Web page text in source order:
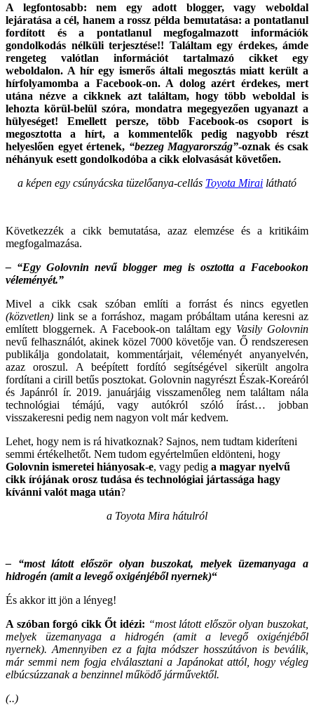
A legfontosabb: nem egy adott blogger, vagy weboldal
lejáratása a cél, hanem a rossz példa bemutatása: a pontatlanul
fordított és a pontatlanul megfogalmazott információk
gondolkodás nélküli terjesztése!! Találtamegy érdekes, ámde
rengeteg valótlan információt tartalmazó cikket egy
weboldalon. A hír egy ismerős általi megosztás miatt került a
hírfolyamomba a Facebook-on. A dolog azért érdekes, mert
utána nézve a cikknek azt találtam, hogy több weboldal is
lehozta körül-belül szóra, mondatra megegyezően ugyanazt a
hülyeséget! Emellett persze, több Facebook-os csoport is
megosztotta a hírt, a kommentelők pedig nagyobb részt
helyeslően egyet értenek, “bezzeg Magyarország”-oznak és csak
néhányuk esett gondolkodóba a cikk elolvasását követően.
a képen egy csúnyácska tüzelőanya-cellás Toyota Mirai látható
Következzék a cikk bemutatása, azaz elemzése és a kritikáim
megfogalmazása.
– “Egy Golovnin nevű blogger meg is osztotta a Facebookon
véleményét.”
Mivel a cikk csak szóban említi a forrást és nincs egyetlen
(közvetlen) link se a forráshoz, magam próbáltam utána keresni az
említett bloggernek. A Facebook-on találtam egy Vasily Golovnin
nevű felhasználót, akinek közel 7000 követője van. Ő rendszeresen
publikálja gondolatait, kommentárjait, véleményét anyanyelvén,
azaz oroszul. A beépített fordító segítségével sikerült angolra
fordítani a cirill betűs posztokat. Golovnin nagyrészt Észak-Koreáról
és Japánról ír. 2019. januárjáig visszamenőleg nem találtam nála
technológiai témájú, vagy autókról szóló írást… jobban
visszakeresni pedig nem nagyon volt már kedvem.
Lehet, hogy nem is rá hivatkoznak? Sajnos, nem tudtam kideríteni
semmi értékelhetőt. Nem tudom egyértelműen eldönteni, hogy
Golovnin ismeretei hiányosak-e, vagy pedig a magyar nyelvű
cikk írójának orosz tudása és technológiai jártassága hagy
kívánni valót maga után?
a Toyota Mira hátulról
– “most látott először olyan buszokat, melyek üzemanyaga a
hidrogén (amit a levegő oxigénjéből nyernek)“
És akkor itt jön a lényeg!
A szóban forgó cikk Őt idézi: “most látott először olyan buszokat,
melyek üzemanyaga a hidrogén (amit a levegő oxigénjéből
nyernek). Amennyiben ez a fajta módszer hosszútávon is beválik,
már semmi nem fogja elválasztani a Japánokat attól, hogy végleg
elbúcsúzzanak a benzinnel működő járművektől.
(..)